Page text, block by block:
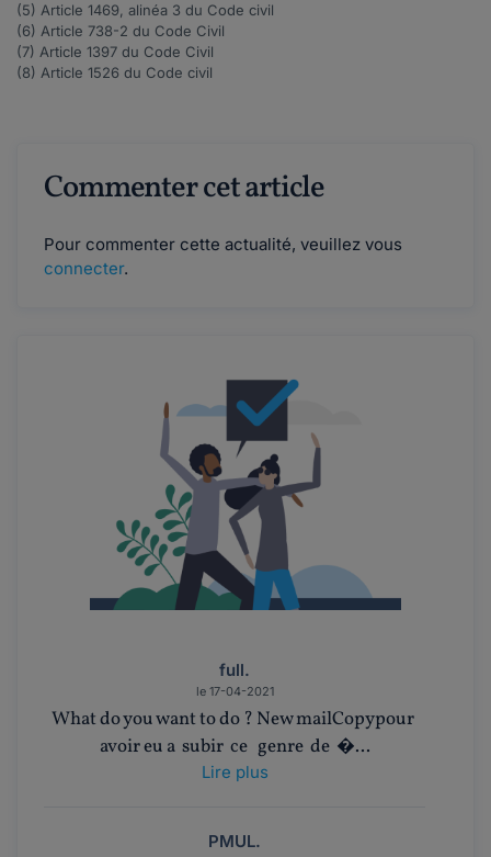
(5) Article 1469, alinéa 3 du Code civil
(6) Article 738-2 du Code Civil
(7) Article 1397 du Code Civil
(8) Article 1526 du Code civil
Commenter cet article
Pour commenter cette actualité, veuillez vous
connecter.
full.
le 17-04-2021
What do you want to do ? New mailCopypour
avoir eu a subir ce genre de �...
Lire plus
PMUL.